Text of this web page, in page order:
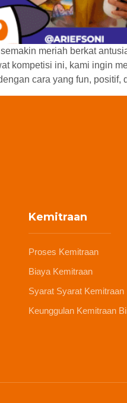
meriah berkat
kompetisi ini, kami ingin
cara yang fun,
Kemitraan
Proses Kemitraan
Biaya Kemitraan
Syarat Syarat Kemitraan
Keunggulan Kemitraan